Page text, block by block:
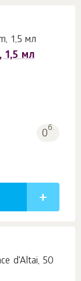
1,5 мл
0б.